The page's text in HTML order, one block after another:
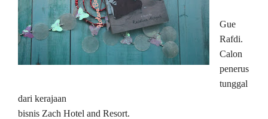
Gue
Rafdi.
Calon
penerus
tunggal
dari kerajaan
bisnis Zach Hotel and Resort.